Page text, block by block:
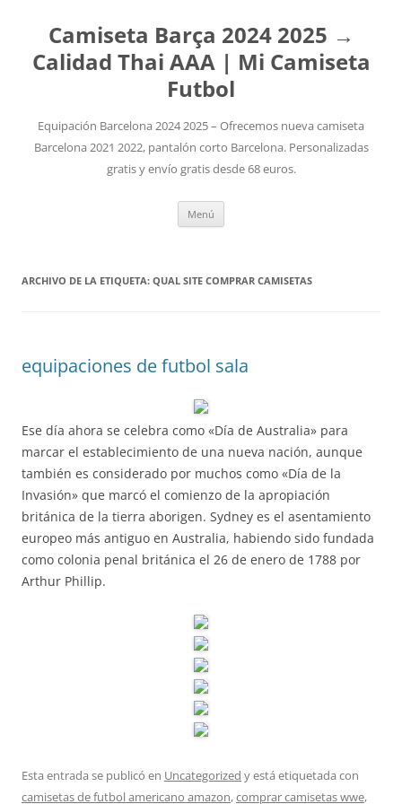
Camiseta Barça 2024 2025 →
Calidad Thai AAA | Mi Camiseta
Futbol
Equipación Barcelona 2024 2025 – Ofrecemos nueva camiseta
Barcelona 2021 2022, pantalón corto Barcelona. Personalizadas
gratis y envío gratis desde 68 euros.
Menú
ARCHIVO DE LA ETIQUETA: QUAL SITE COMPRAR CAMISETAS
equipaciones de futbol sala
Ese día ahora se celebra como «Día de Australia» para
marcar el establecimiento de una nueva nación, aunque
también es considerado por muchos como «Día de la
Invasión» que marcó el comienzo de la apropiación
británica de la tierra aborigen. Sydney es el asentamiento
europeo más antiguo en Australia, habiendo sido fundada
como colonia penal británica el 26 de enero de 1788 por
Arthur Phillip.
Esta entrada se publicó en Uncategorized y está etiquetada con
camisetas de futbol americano amazon,comprar camisetas wwe,